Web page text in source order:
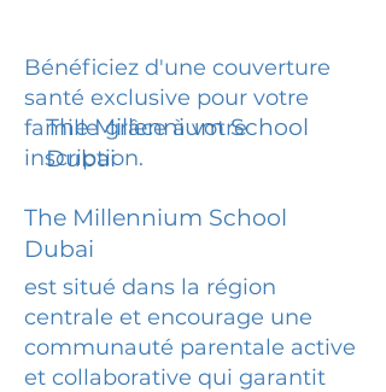
Bénéficiez d'une couverture
santé exclusive pour votre
famille grâce à votre
inscription.
The Millennium School
Dubai
The Millennium School
Dubai
est situé dans la région
centrale et encourage une
communauté parentale active
et collaborative qui garantit